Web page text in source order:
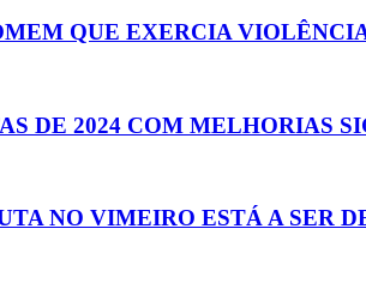
QUE EXERCIA
DE 2024 COM MELHORIAS
NO VIMEIRO ESTÁ A SER